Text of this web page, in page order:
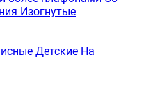
Изогнутые
Детские На